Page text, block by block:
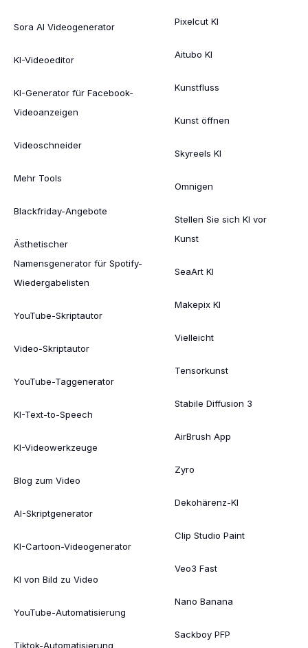
Sora AI Videogenerator
KI-Videoeditor
KI-Generator für Facebook-
Videoanzeigen
Videoschneider
Mehr Tools
Blackfriday-Angebote
Ästhetischer
Namensgenerator für Spotify-
Wiedergabelisten
YouTube-Skriptautor
Video-Skriptautor
YouTube-Taggenerator
KI-Text-to-Speech
KI-Videowerkzeuge
Blog zum Video
AI-Skriptgenerator
KI-Cartoon-Videogenerator
KI von Bild zu Video
YouTube-Automatisierung
Tiktok-Automatisierung
Pixelcut KI
Aitubo KI
Kunstfluss
Kunst öffnen
Skyreels KI
Omnigen
Stellen Sie sich KI vor
Kunst
SeaArt KI
Makepix KI
Vielleicht
Tensorkunst
Stabile Diffusion 3
AirBrush App
Zyro
Dekohärenz-KI
Clip Studio Paint
Veo3 Fast
Nano Banana
Sackboy PFP